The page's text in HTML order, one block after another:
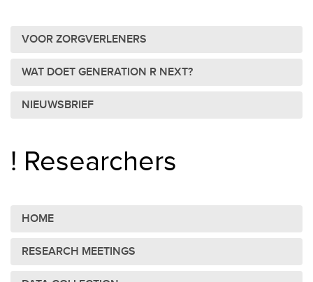
VOOR ZORGVERLENERS
WAT DOET GENERATION R NEXT?
NIEUWSBRIEF
! Researchers
HOME
RESEARCH MEETINGS